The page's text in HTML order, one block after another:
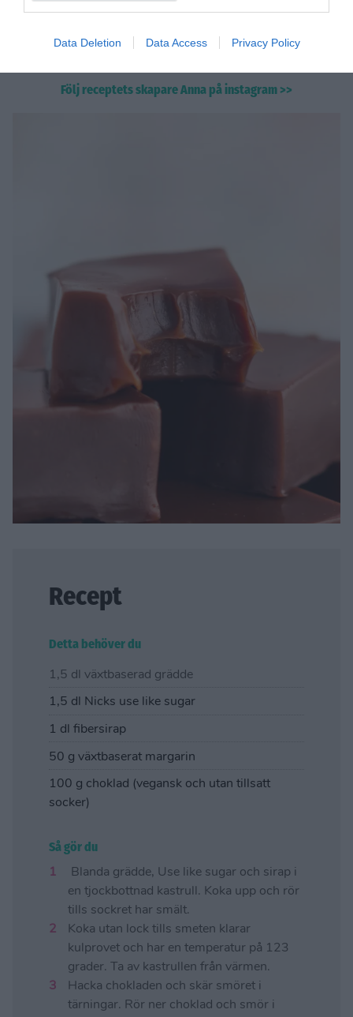
Data Deletion Data Access Privacy Policy
Riktigt läcker chokladkola som är naturligt glutenfri,
Följ receptets skapare Anna på instagram >>
Recept
Detta behöver du
1,5 dl växtbaserad grädde
1,5 dl Nicks use like sugar
1 dl fibersirap
50 g växtbaserat margarin
100 g choklad (vegansk och utan tillsatt
socker)
Så gör du
Blanda grädde, Use like sugar och sirap i
en tjockbottnad kastrull. Koka upp och rör
tills sockret har smält.
Koka utan lock tills smeten klarar
kulprovet och har en temperatur på 123
grader. Ta av kastrullen från värmen.
Hacka chokladen och skär smöret i
tärningar. Rör ner choklad och smör i